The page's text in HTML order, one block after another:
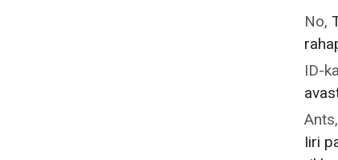
No,
ID-
Ants,
Iiri